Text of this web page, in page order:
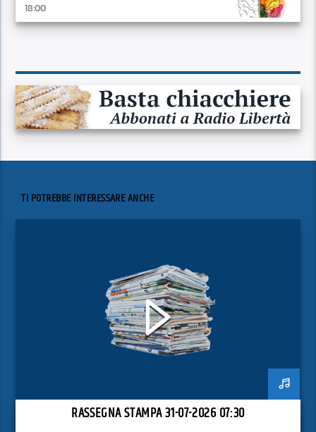
18:00
TI POTREBBE INTERESSARE ANCHE
RASSEGNA STAMPA 31-07-2026 07:30